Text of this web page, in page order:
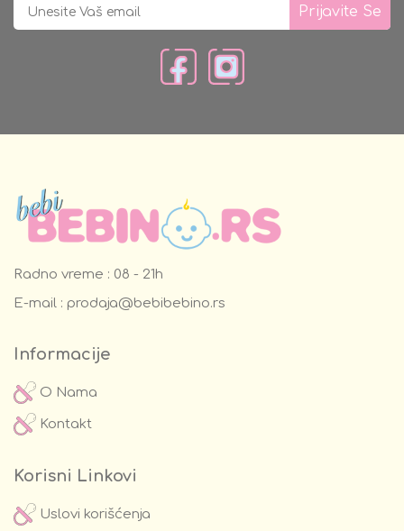
Prijavite Se
Radno vreme : 08 - 21h
E-mail : prodaja@bebibebino.rs
Informacije
O Nama
Kontakt
Korisni Linkovi
Uslovi korišćenja